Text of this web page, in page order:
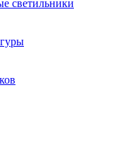
светильники